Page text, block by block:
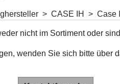
> CASE IH > Case
nicht im Sortiment oder
wenden Sie sich bitte über